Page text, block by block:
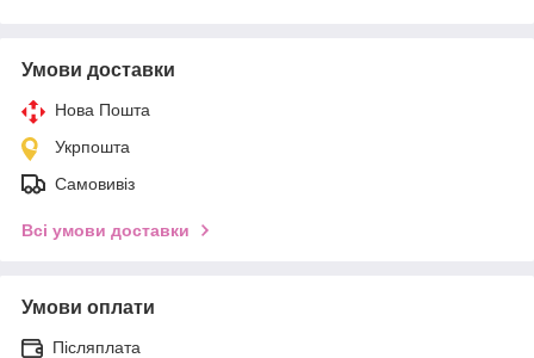
Умови доставки
Нова Пошта
Укрпошта
Самовивіз
Всі умови доставки
Умови оплати
Післяплата